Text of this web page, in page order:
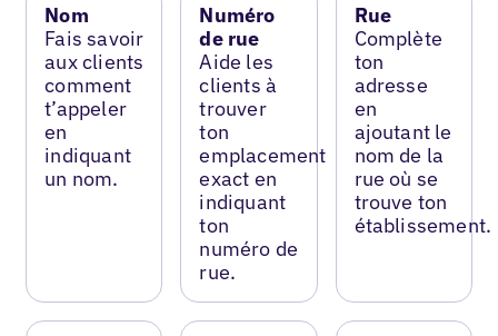
Nom
Fais savoir
aux clients
comment
t’appeler
en
indiquant
un nom.
Numéro
de rue
Aide les
clients à
trouver
ton
emplacement
exact en
indiquant
ton
numéro de
rue.
Rue
Complète
ton
adresse
en
ajoutant le
nom de la
rue où se
trouve ton
établissement.